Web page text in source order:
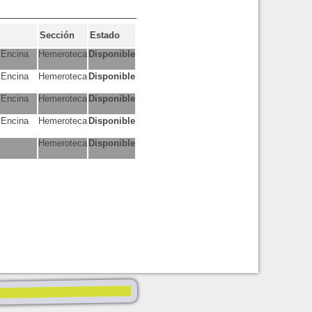
Sección
Estado
Hemeroteca Disponible
HemerotecaDisponible
Hemeroteca Disponible
HemerotecaDisponible
Hemeroteca Disponible